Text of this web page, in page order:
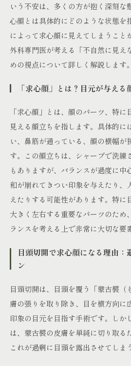
いう不安は、多くの方が抱く深刻な
心顔とは具体的にどのような状態を
によって求心顔に見えてしまうこと
外科専門医が考える「不自然に見え
めの視点について詳しく解説します。
「求心顔」とは？目元が与える
「求心顔」とは、顔のパーツ、特
見える顔立ちを指します。具体的に
い、鼻筋が通っている、顔の横幅が
す。この顔立ちは、シャープで洗練
もありますが、バランスが過度に中
和が崩れてきつい印象を与えたり、
えたりする可能性があります。特に
大きく左右する重要なパーツのため
ランスを考える上で非常に大切な要
目頭切開で求心顔になる理由：
ン
目頭切開は、目頭を覆う「蒙古襞（
膚の張りを取り除き、目を横方向に
印象の目元を目指す手術です。しか
は、蒙古襞の皮膚を単純に切り取る
これが過剰に目頭を露出させてしま